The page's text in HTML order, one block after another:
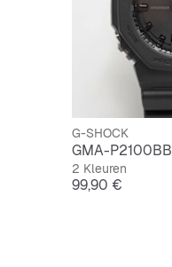
G-SHOCK
GMA-
2 Kleuren
Prijs
99,90 €